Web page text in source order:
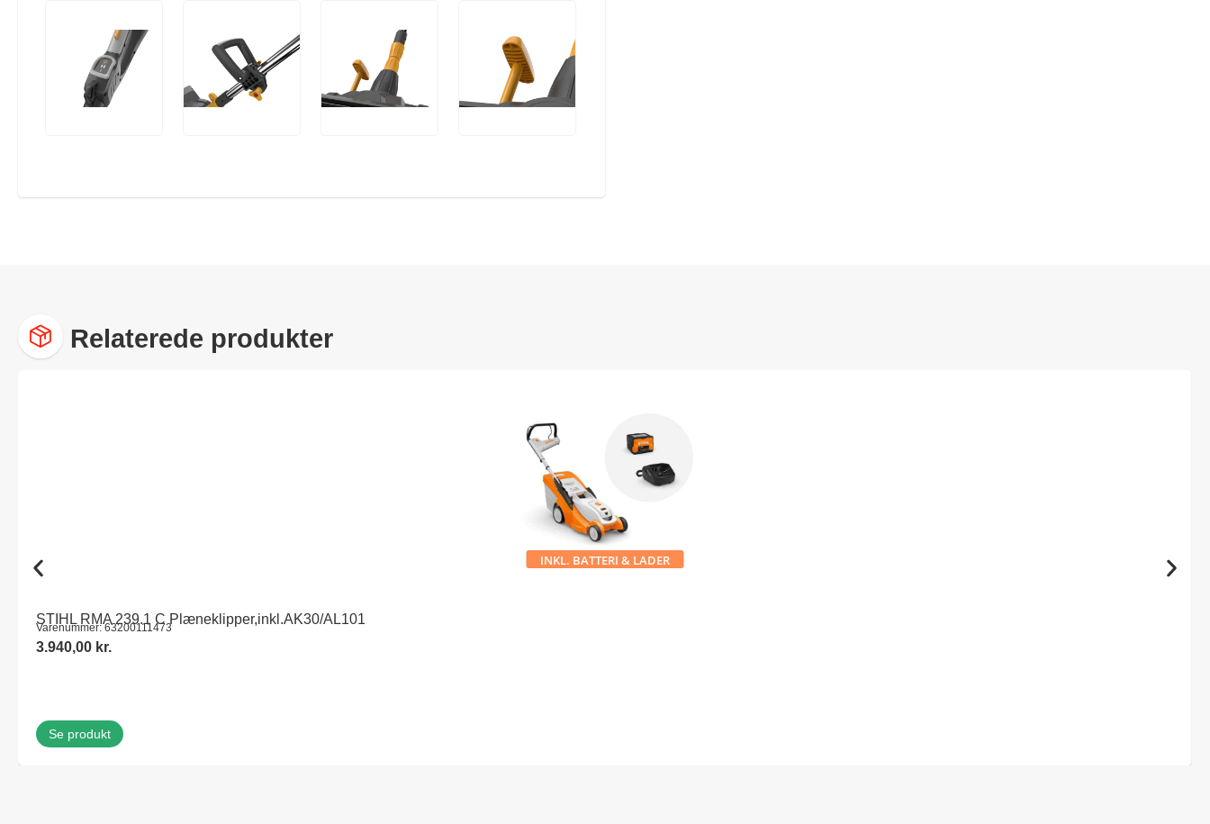
Relaterede produkter
INKL. BATTERI & LADER
STIHL RMA 239.1 C Plæneklipper,inkl.AK30/AL101
Varenummer: 63200111473
3.940,00 kr.
Se produkt